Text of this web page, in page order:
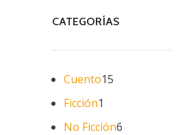
CATEGORÍAS
Cuento15
Ficción1
No Ficción6